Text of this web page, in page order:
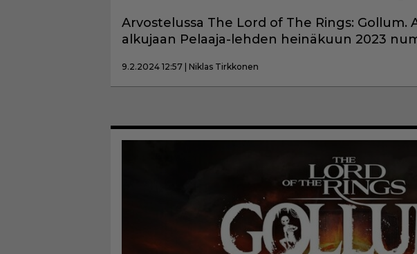
Arvostelussa The Lord of The Rings: Gollum.
alkujaan Pelaaja-lehden heinäkuun 2023
9.2.2024 12:57 | Niklas Tirkkonen